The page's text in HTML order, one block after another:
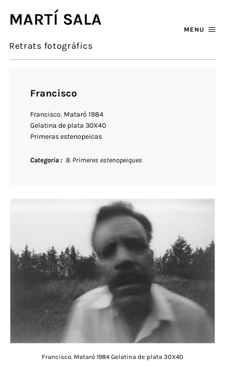
MARTÍ SALA
Retrats fotogràfics
MENU
Francisco
Francisco. Mataró 1984
Gelatina de plata 30X40
Primeras estenopeicas
Categoria 8. Primeres estenopeiques
Francisco. Mataró 1984 Gelatina de plata 30X40